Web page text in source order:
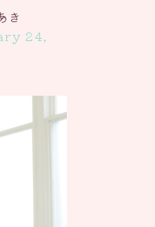
き
24,